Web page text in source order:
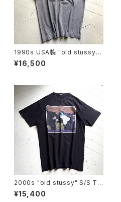
1990s USA製 "old stussy"
S/S T-shirt
¥16,500
2000s "old stussy" S/S T-
shirt
¥15,400